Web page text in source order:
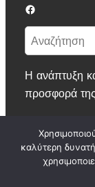
Facebook
ν
α
ζ
η
Η ανάπτυξη
προσφορά της
Πνευματικά
καλύτερη